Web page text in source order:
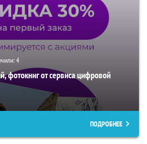
4
фотокниг от сервиса цифровой
ПОДРОБНЕЕ